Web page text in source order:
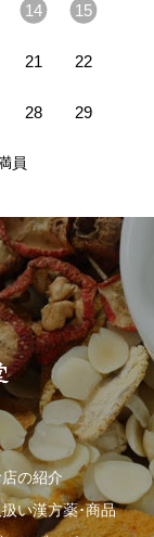
14 15
21 22
28 29
員
店の紹介
い漢方薬･商品